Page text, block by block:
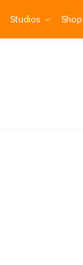
Studios Shop